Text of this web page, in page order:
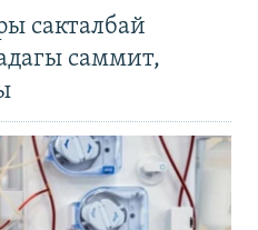
сакталбай
саммит,